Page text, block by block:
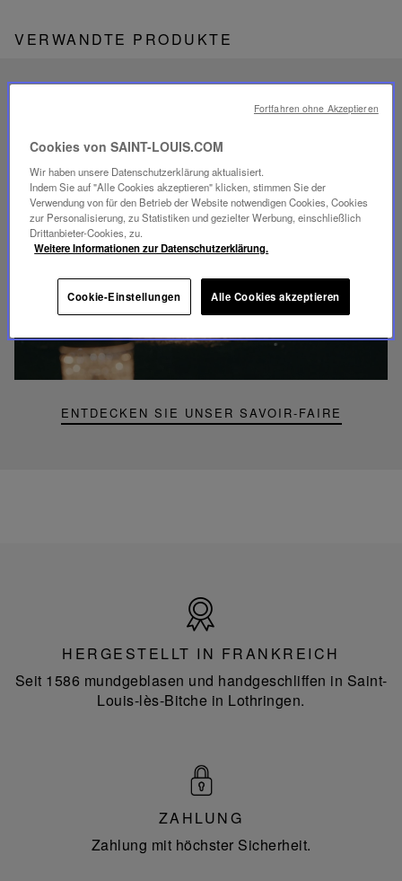
VERWANDTE PRODUKTE
EINZIGARTIGES
FOLIA BELEUCHTUNG
ENTDECKEN SIE UNSER SAVOIR-FAIRE
Video
YouTube-
Video,
Folia
Mini-
Portable-
Frankreich
HERGESTELLT IN FRANKREICH
Seit 1586 mundgeblasen und handgeschliffen in Saint-
Louis-lès-Bitche in Lothringen.
ZAHLUNG
Zahlung mit höchster Sicherheit.
Cookies von SAINT-LOUIS.COM
Wir haben unsere Datenschutzerklärung aktualisiert.
Indem Sie auf "Alle Cookies akzeptieren" klicken, stimmen Sie der
Verwendung von für den Betrieb der Website notwendigen Cookies, Cookies
zur Personalisierung, zu Statistiken und gezielter Werbung, einschließlich
Drittanbieter-Cookies, zu.
Weitere Informationen zur Datenschutzerklärung.
Cookie-Einstellungen Alle Cookies akzeptieren
Fortfahren ohne Akzeptieren